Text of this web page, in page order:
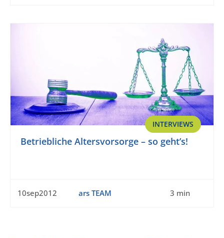
INTERVIEWS
Betriebliche Altersvorsorge – so geht’s!
10sep2012 ars TEAM 3 min